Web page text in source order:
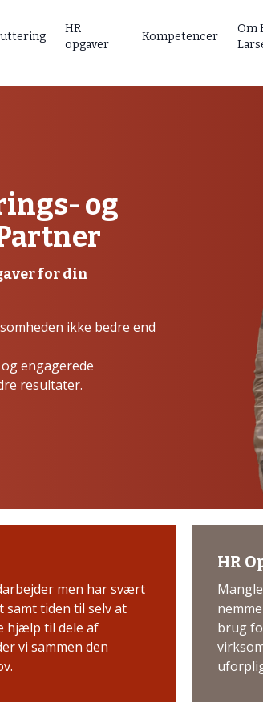
HR
opgaver
Kompetencer
Om
og
for din
ikke bedre end
engagerede
resultater.
men har svært
samt tiden til selv at
hjælp til dele af
vi sammen den
HR
brug